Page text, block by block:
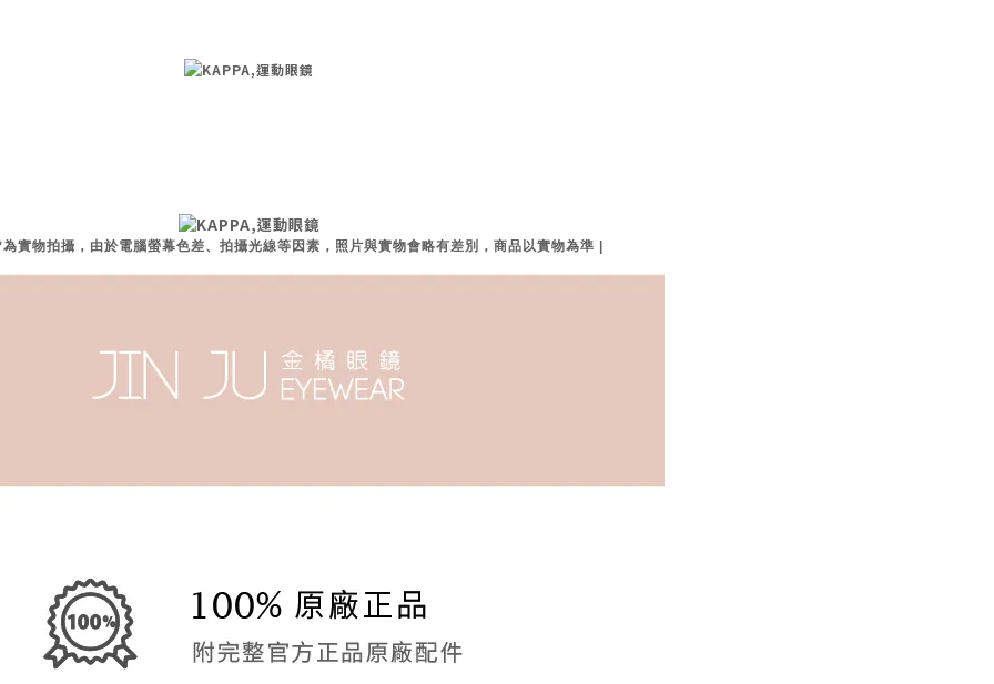
實物拍攝，由於電腦螢幕色差、拍攝光線等因素，照片與實物會略有差別，商品以實物為準 |